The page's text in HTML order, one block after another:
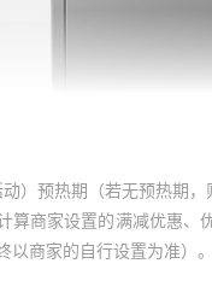
）预热期（若无预热
商家设置的满减优惠
商家的自行设置为准